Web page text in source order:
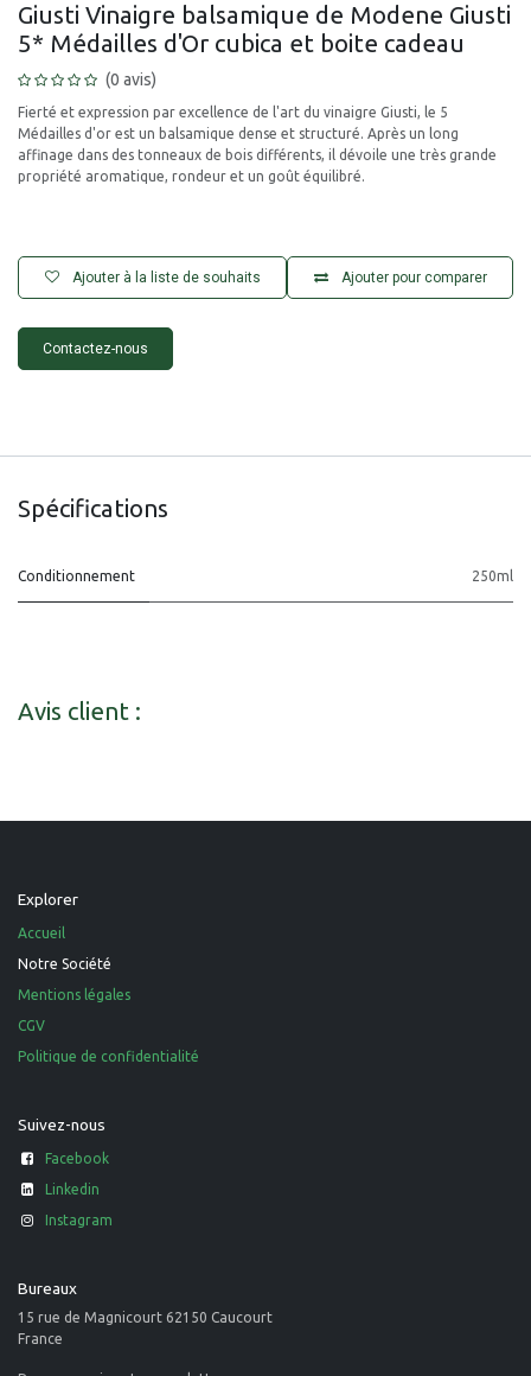
Giusti Vinaigre balsamique de Modene Giusti
5* Médailles d'Or cubica et boite cadeau
(0 avis)
Fierté et expression par excellence de l'art du vinaigre Giusti, le 5
Médailles d'or est un balsamique dense et structuré. Après un long
affinage dans des tonneaux de bois différents, il dévoile une très grande
propriété aromatique, rondeur et un goût équilibré.
Ajouter pour comparer
Ajouter à la liste de souhaits
Contactez-nous
Spécifications
Conditionnement 250ml
Avis client :
Explorer
Accueil
Notre Société
Mentions légales
CGV
Politique de confidentialité
Suivez-nous
Facebook
Linkedin
Instagram
Bureaux
15 rue de Magnicourt 62150 Caucourt
France